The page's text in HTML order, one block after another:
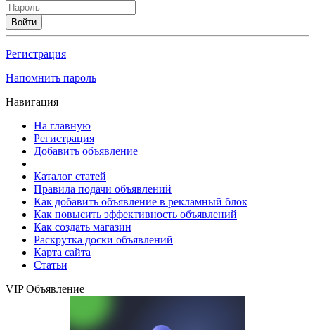
Войти
Регистрация
Напомнить пароль
Навигация
На главную
Регистрация
Добавить объявление
Каталог статей
Правила подачи объявлений
Как добавить объявление в рекламный блок
Как повысить эффективность объявлений
Как создать магазин
Раскрутка доски объявлений
Карта сайта
Статьи
VIP Объявление